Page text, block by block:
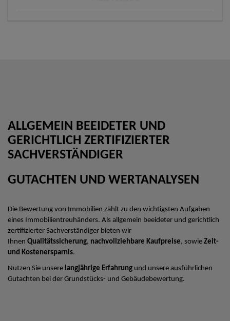
ALLGEMEIN BEEIDETER UND
GERICHTLICH ZERTIFIZIERTER
SACHVERSTÄNDIGER
GUTACHTEN UND WERTANALYSEN
Die Bewertung von Immobilien zählt zu den wichtigsten Aufgaben
eines Immobilientreuhänders. Als allgemein beeideter und gerichtlich
zertifizierter Sachverständiger bieten wir
Ihnen Qualitätssicherung, nachvollziehbare Kaufpreise, sowie Zeit-
und Kostenersparnis.
Nutzen Sie unsere langjährige Erfahrung und unsere ausführlichen
Gutachten bei der Grundstücks- und Gebäudebewertung.